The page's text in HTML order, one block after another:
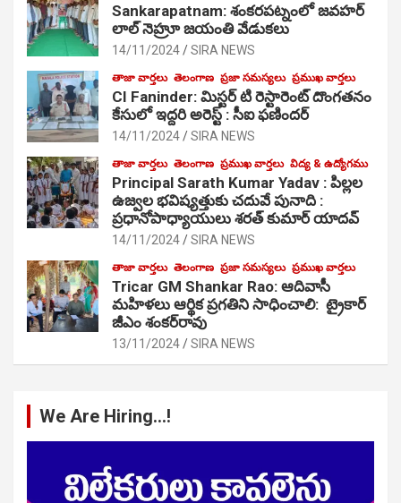
Sankarapatnam: శంకరపట్నంలో జవహర్
లాల్ నెహ్రూ జయంతి వేడుకలు
14/11/2024 SIRA NEWS
తాజా వార్తలు తెలంగాణ ప్రజా సమస్యలు ప్రముఖ వార్తలు
CI Faninder: మిస్టర్ టి రెస్టారెంట్ దొంగతనం
కేసులో ఇద్దరి అరెస్ట్ : సీఐ ఫణిందర్
14/11/2024 SIRA NEWS
తాజా వార్తలు తెలంగాణ ప్రముఖ వార్తలు విద్య & ఉద్యోగము
Principal Sarath Kumar Yadav : పిల్లల
ఉజ్వల భవిష్యత్తుకు చదువే పునాది :
ప్రధానోపాధ్యాయులు శరత్ కుమార్ యాదవ్
14/11/2024 SIRA NEWS
తాజా వార్తలు తెలంగాణ ప్రజా సమస్యలు ప్రముఖ వార్తలు
Tricar GM Shankar Rao: ఆదివాసీ
మహిళలు ఆర్థిక ప్రగతిని సాధించాలి: ట్రైకార్
జీఎం శంకర్‌రావు
13/11/2024 SIRA NEWS
We Are Hiring…!